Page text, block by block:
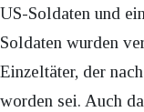
US-Soldaten und
Soldaten wurden
Einzeltäter, der
worden sei. Auch